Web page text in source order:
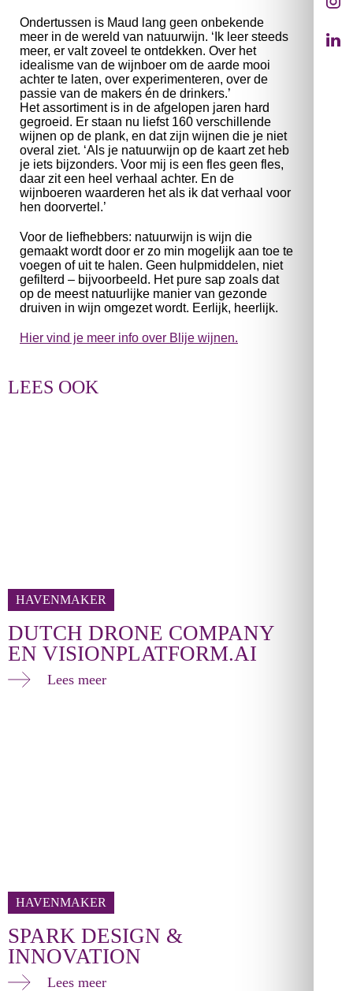
Ondertussen is Maud lang geen onbekende
meer in de wereld van natuurwijn. ‘Ik leer steeds
meer, er valt zoveel te ontdekken. Over het
idealisme van de wijnboer om de aarde mooi
achter te laten, over experimenteren, over de
passie van de makers én de drinkers.’
Het assortiment is in de afgelopen jaren hard
gegroeid. Er staan nu liefst 160 verschillende
wijnen op de plank, en dat zijn wijnen die je niet
overal ziet. ‘Als je natuurwijn op de kaart zet heb
je iets bijzonders. Voor mij is een fles geen fles,
daar zit een heel verhaal achter. En de
wijnboeren waarderen het als ik dat verhaal voor
hen doorvertel.’
Voor de liefhebbers: natuurwijn is wijn die
gemaakt wordt door er zo min mogelijk aan toe te
voegen of uit te halen. Geen hulpmiddelen, niet
gefilterd – bijvoorbeeld. Het pure sap zoals dat
op de meest natuurlijke manier van gezonde
druiven in wijn omgezet wordt. Eerlijk, heerlijk.
Hier vind je meer info over Blije wijnen.
LEES OOK
HAVENMAKER
DUTCH DRONE COMPANY
EN VISIONPLATFORM.AI
Lees meer
HAVENMAKER
SPARK DESIGN &
INNOVATION
Lees meer